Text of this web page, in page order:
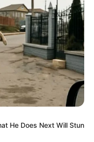
He Does Next Will Stun